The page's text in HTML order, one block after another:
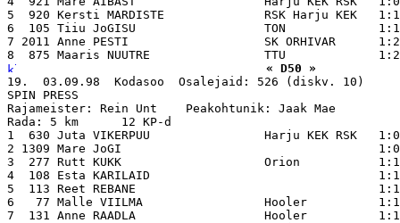
5  920 Kersti MARDISTE              RSK Harju KEK
6  105 Tiiu JoGISU                  TON
7 2011 Anne PESTI                   SK ORHIVAR
« D50 »
19.  03.09.98  Kodasoo  Osalejaid: 526 (diskv. 10)
SPIN PRESS
Rajameister: Rein Unt    Peakohtunik: Jaak Mae
Rada: 5 km      12 KP-d
1  630 Juta VIKERPUU                Harju KEK RSK
2 1309 Mare JoGI
3  277 Rutt KUKK                    Orion
4  108 Esta KARILAID
5  113 Reet REBANE
6   77 Malle VIILMA                 Hooler
7  131 Anne RAADLA                  Hooler